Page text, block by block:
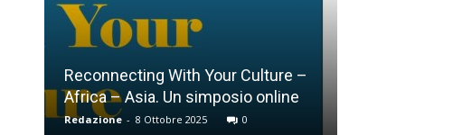
Reconnecting With Your Culture –
Africa – Asia. Un simposio online
Redazione - 8 Ottobre 2025 0